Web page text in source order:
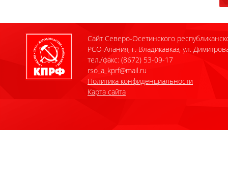
Сайт Северо-Осетинского
РСО-Алания, г. Владикавказ, ул.
тел./факс: (8672) 53-09-17
rso_a_kprf@mail.ru
Политика конфиденциальности
Карта сайта